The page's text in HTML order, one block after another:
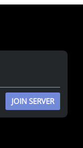
JOIN SERVER